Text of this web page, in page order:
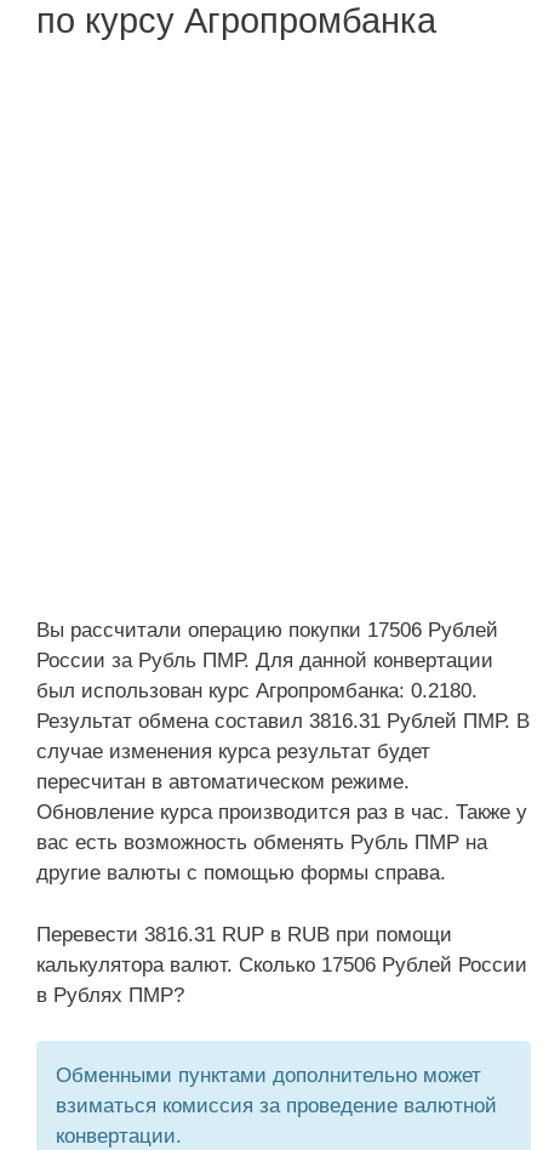
по курсу Агропромбанка
Вы рассчитали операцию покупки 17506 Рублей
России за Рубль ПМР. Для данной конвертации
был использован курс Агропромбанка: 0.2180.
Результат обмена составил 3816.31 Рублей ПМР. В
случае изменения курса результат будет
пересчитан в автоматическом режиме.
Обновление курса производится раз в час. Также у
вас есть возможность обменять Рубль ПМР на
другие валюты с помощью формы справа.
Перевести 3816.31 RUP в RUB при помощи
калькулятора валют. Сколько 17506 Рублей России
в Рублях ПМР?
Обменными пунктами дополнительно может
взиматься комиссия за проведение валютной
конвертации.